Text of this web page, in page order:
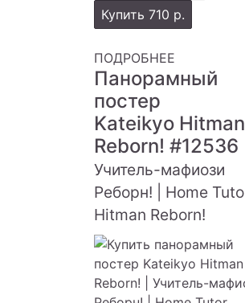
Купить 710 р.
ПОДРОБНЕЕ
Панорамный
постер
Kateikyo Hitman
Reborn! #12536
Учитель-мафиози
Реборн! | Home
Hitman Reborn!